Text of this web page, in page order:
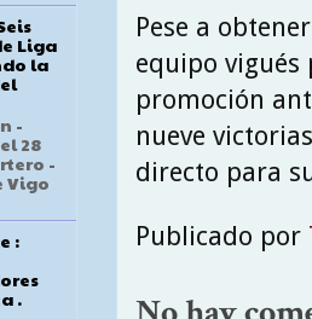
Pese a
equipo vigués
promoción
nueve
directo para
Publicado por
Liga
la
-
28
-
Vigo
:
.